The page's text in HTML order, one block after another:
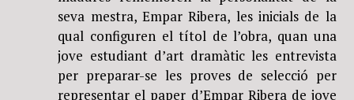
seva mestra, Empar Ribera, les inicials de la
qual configuren el títol de l’obra, quan una
jove estudiant d’art dramàtic les entrevista
per preparar-se les proves de selecció per
representar el paper d’Empar Ribera de jove